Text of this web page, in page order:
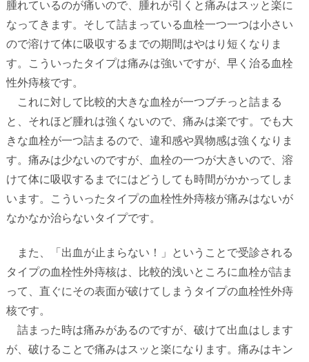
腫れているのが痛いので、腫れが引くと痛みはスッと楽に
なってきます。そして詰まっている血栓一つ一つは小さい
ので溶けて体に吸収するまでの期間はやはり短くなりま
す。こういったタイプは痛みは強いですが、早く治る血栓
性外痔核です。
これに対して比較的大きな血栓が一つブチっと詰まる
と、それほど腫れは強くないので、痛みは楽です。でも大
きな血栓が一つ詰まるので、違和感や異物感は強くなりま
す。痛みは少ないのですが、血栓の一つが大きいので、溶
けて体に吸収するまでにはどうしても時間がかかってしま
います。こういったタイプの血栓性外痔核が痛みはないが
なかなか治らないタイプです。
また、「出血が止まらない！」ということで受診される
タイプの血栓性外痔核は、比較的浅いところに血栓が詰ま
って、直ぐにその表面が破けてしまうタイプの血栓性外痔
核です。
詰まった時は痛みがあるのですが、破けて出血はします
が、破けることで痛みはスッと楽になります。痛みはキン